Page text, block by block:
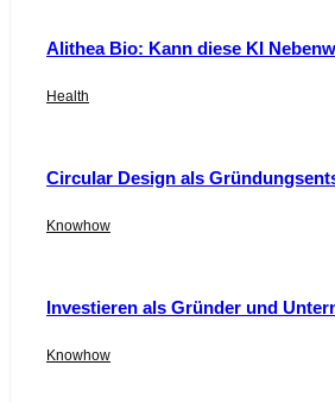
Alithea Bio: Kann diese KI
Health
Circular Design als
Knowhow
Investieren als Gründer und
Knowhow